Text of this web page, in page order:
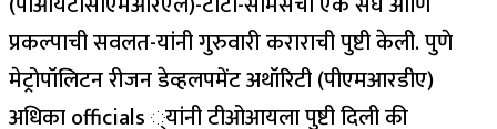
प्रकल्पाची सवलत-यांनी गुरुवारी कराराची पुष्टी केली. पुणे
मेट्रोपॉलिटन रीजन डेव्हलपमेंट अथॉरिटी (पीएमआरडीए)
अधिका officials ्यांनी टीओआयला पुष्टी दिली की